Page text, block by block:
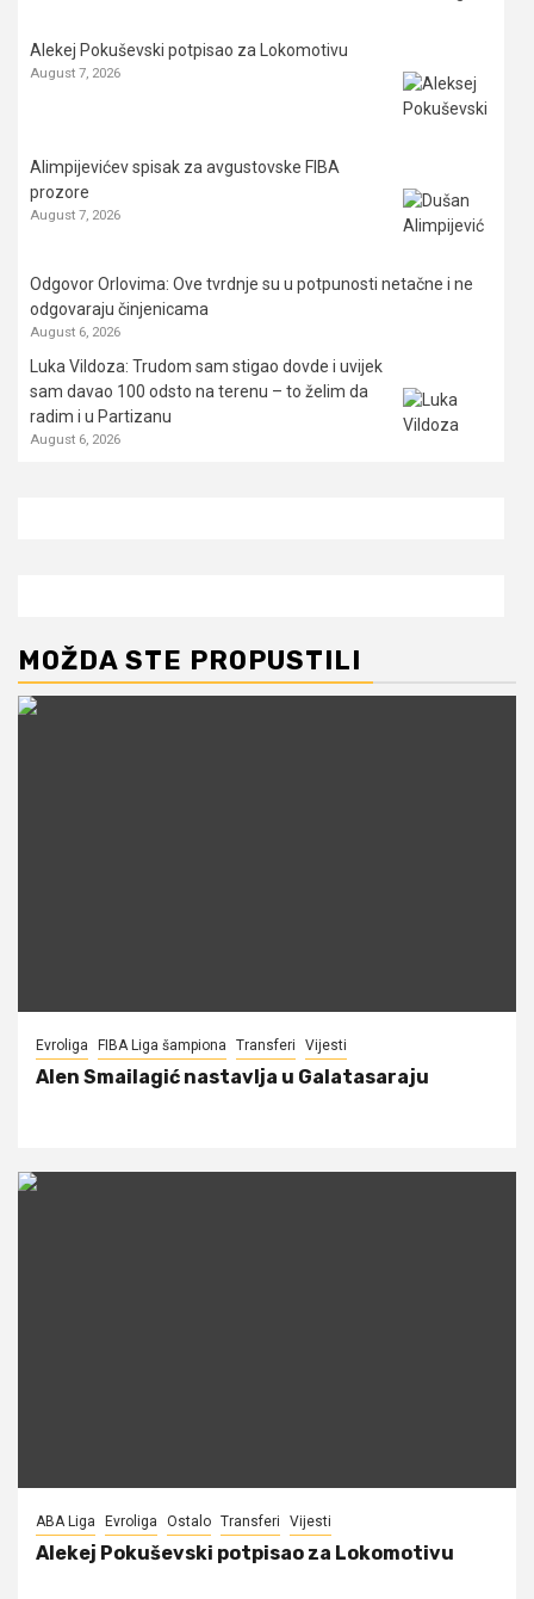
Alekej Pokuševski potpisao za Lokomotivu
August 7, 2026
Alimpijevićev spisak za avgustovske FIBA
prozore
August 7, 2026
Odgovor Orlovima: ​Ove tvrdnje su u potpunosti netačne i ne
odgovaraju činjenicama
August 6, 2026
Luka Vildoza: Trudom sam stigao dovde i uvijek
sam davao 100 odsto na terenu – to želim da
radim i u Partizanu
August 6, 2026
MOŽDA STE PROPUSTILI
Evroliga FIBA Liga šampiona Transferi Vijesti
Alen Smailagić nastavlja u Galatasaraju
ABA Liga Evroliga Ostalo Transferi Vijesti
Alekej Pokuševski potpisao za Lokomotivu